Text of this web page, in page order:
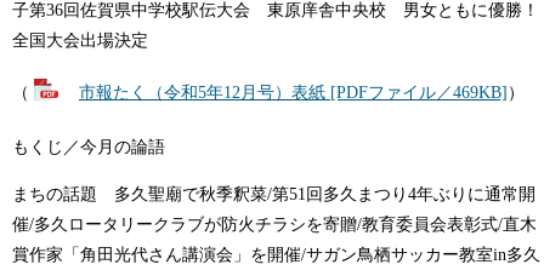
子第36回佐賀県中学校駅伝大会 東原庠舎中央校 男女ともに優勝！
全国大会出場決定
（ 市報たく（令和5年12月号）表紙 [PDFファイル／469KB] ）
もくじ／今月の論語
まちの話題 多久聖廟で秋季釈菜/第51回多久まつり4年ぶりに通常開
催/多久ロータリークラブが防火チラシを寄贈/教育委員会表彰式/直木
賞作家「角田光代さん講演会」を開催/サガン鳥栖サッカー教室in多久